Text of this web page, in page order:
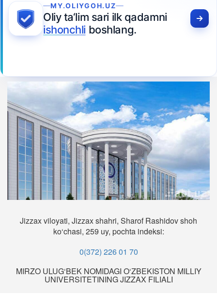
MY.OLIYGOH.UZ
Oliy ta‘lim sari ilk qadamni
ishonchli boshlang.
Jizzax viloyati, Jizzax shahri, Sharof Rashidov shoh
ko‘chasi, 259 uy, pochta indeksi:
0(372) 226 01 70
MIRZO ULUG‘BEK NOMIDAGI O‘ZBEKISTON MILLIY
UNIVERSITETINING JIZZAX FILIALI